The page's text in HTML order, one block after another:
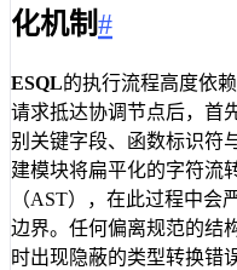
化机制#
ESQL的执行流程高度依
请求抵达协调节点后，首
别关键字段、函数标识符
建模块将扁平化的字符流
（AST），在此过程中会
边界。任何偏离规范的结
时出现隐蔽的类型转换错